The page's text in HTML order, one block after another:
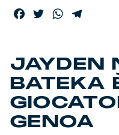
Isolani x Genoa
Fortissimo batte il
Facebook
TwitterWhatsApp
JAYDEN
BATEKA
GENOA